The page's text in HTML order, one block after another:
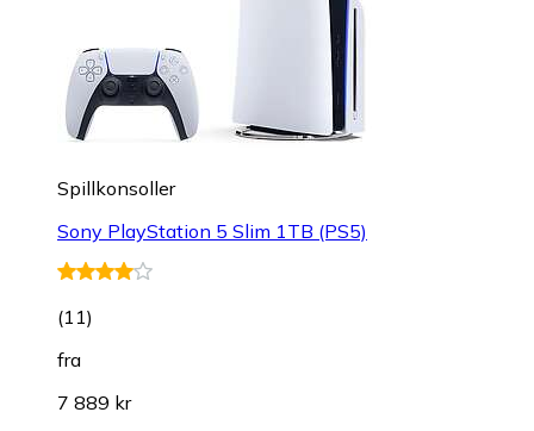
Spillkonsoller
Sony PlayStation 5 Slim 1TB (PS5)
(11)
fra
7 889 kr